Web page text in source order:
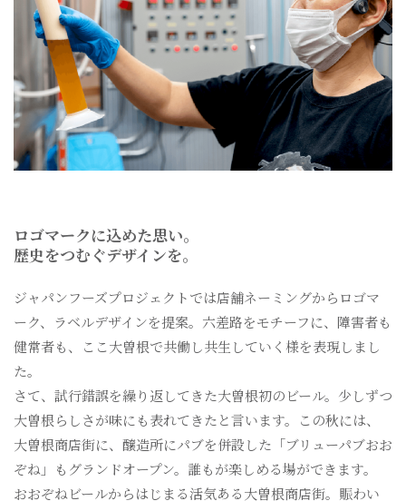
ロゴマークに込めた思い。
歴史をつむぐデザインを。
ジャパンフーズプロジェクトでは店舗ネーミングからロゴマ
ーク、ラベルデザインを提案。六差路をモチーフに、障害者も
健常者も、ここ大曽根で共働し共生していく様を表現しまし
た。
さて、試行錯誤を繰り返してきた大曽根初のビール。少しずつ
大曽根らしさが味にも表れてきたと言います。この秋には、
大曽根商店街に、醸造所にパブを併設した「ブリューパブおお
ぞね」もグランドオープン。誰もが楽しめる場ができます。
おおぞねビールからはじまる活気ある大曽根商店街。賑わい